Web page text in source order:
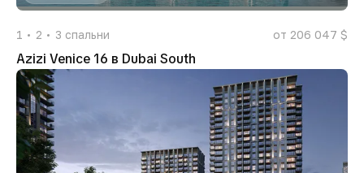
1 2 3 спальни от 206 047 $
Azizi Venice 16 в Dubai South